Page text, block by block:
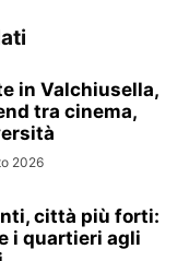
in Valchiusella,
tra cinema,
2026
città più forti:
i quartieri agli